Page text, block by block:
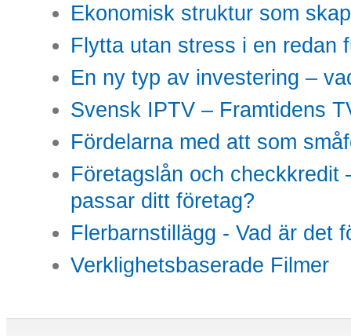
Ekonomisk struktur som
Flytta utan stress i en redan
En ny typ av investering –
Svensk IPTV – Framtidens
Fördelarna med att som
Företagslån och checkkredit
passar ditt företag?
Flerbarnstillägg - Vad är det
Verklighetsbaserade Filmer